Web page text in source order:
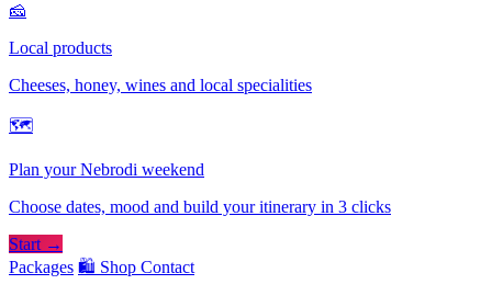
🧀
Local products
Cheeses, honey, wines and local specialities
🗺
Plan your Nebrodi weekend
Choose dates, mood and build your itinerary in 3 clicks
Start →
Packages 🛍️ Shop Contact